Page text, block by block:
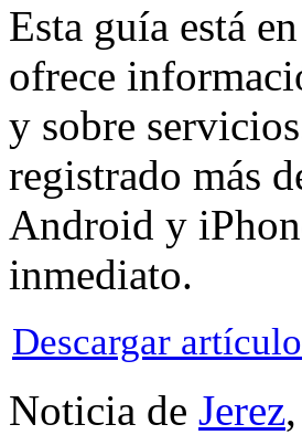
Esta guía está
ofrece
y sobre
registrado más
Android y
inmediato.
Descargar
Noticia de Jerez,